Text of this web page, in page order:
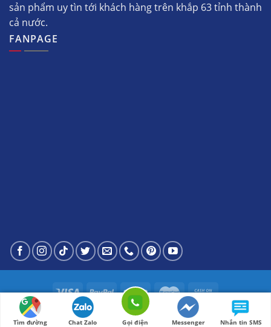
sản phẩm uy tìn tới khách hàng trên khắp 63 tỉnh thành
cả nước.
FANPAGE
© 2023 - Bản quyềnBERJASTEEL* Email: cskh@berjayasteel.vn
Tìm đường Chat Zalo Gọi điện Messenger Nhắn tin SMS